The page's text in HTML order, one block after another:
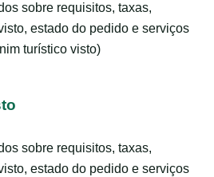
sobre requisitos, taxas,
estado do pedido e serviços
turístico visto)
sobre requisitos, taxas,
estado do pedido e serviços